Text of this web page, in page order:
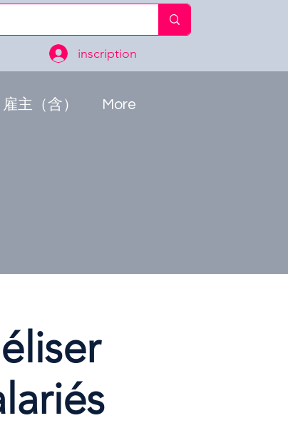
inscription
雇主（含） More